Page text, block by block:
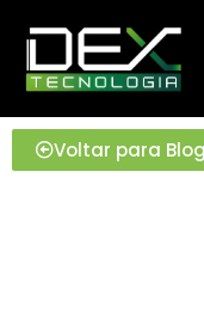
Voltar para Blog